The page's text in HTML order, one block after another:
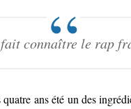
connaître le rap
ans été un des